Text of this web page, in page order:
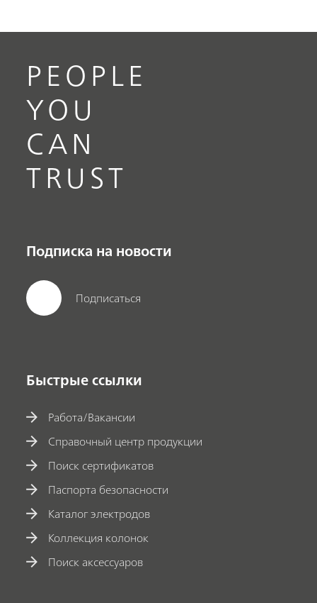
PEOPLE
YOU
CAN
TRUST
Подписка на новости
Подписаться
Быстрые ссылки
Работа/Вакансии
Справочный центр продукции
Поиск сертификатов
Паспорта безопасности
Каталог электродов
Коллекция колонок
Поиск аксессуаров